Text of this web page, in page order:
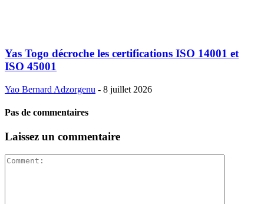
Yas Togo décroche les certifications ISO 14001 et
ISO 45001
Yao Bernard Adzorgenu - 8 juillet 2026
Pas de commentaires
Laissez un commentaire